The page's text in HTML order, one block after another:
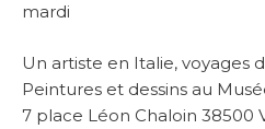
mardi
Un artiste en Italie, voyages
Peintures et dessins au
7 place Léon Chaloin 38500